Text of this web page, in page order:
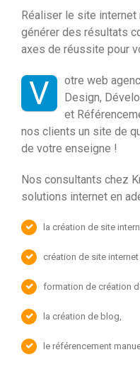
Réaliser le site
générer des résultats
axes de réussite pour
V
otre web
Design,
et
nos clients un site de
de votre enseigne !
Nos consultants chez
solutions internet en
la création de site
création de site
formation de création
la création de blog,
le référencement